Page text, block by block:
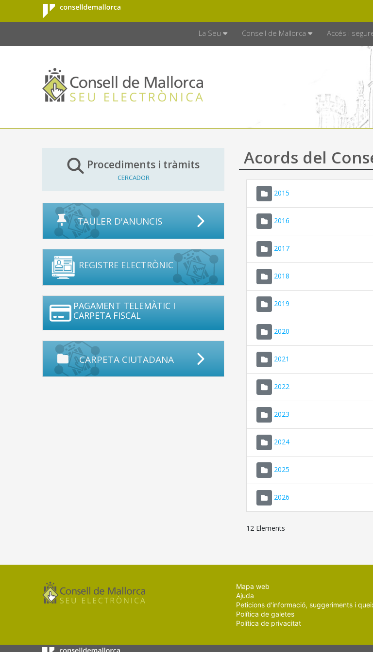
Salta al contingut principal
Consell de
Mallorca
La Seu Consell de Mallorca Accés i
Procediments i tràmits
CERCADOR
TAULER D'ANUNCIS
REGISTRE ELECTRÒNIC
PAGAMENT TELEMÀTIC I
CARPETA FISCAL
CARPETA CIUTADANA
Acords del
2015
2016
2017
2018
2019
2020
2021
2022
2023
2024
2025
2026
12 Elements
Mapa web
Ajuda
Peticions d'informació, suggeriments i
Política de galetes
Política de privacitat